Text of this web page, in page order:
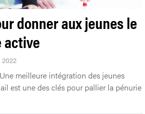
donner aux jeunes le
active
Une meilleure intégration des jeunes
est une des clés pour pallier la pénurie